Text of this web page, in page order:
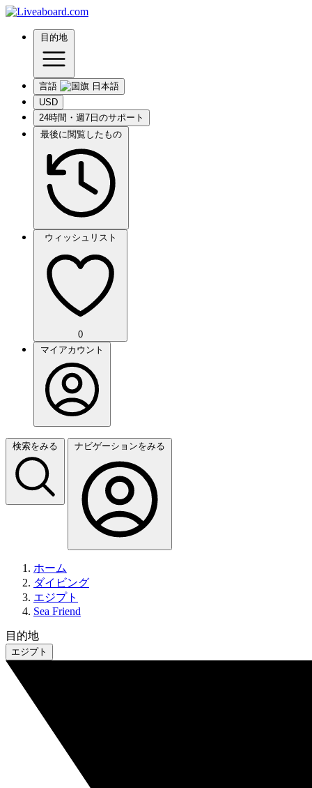
目的地
言語
USD
24時間・週7日のサポート
最後に閲覧したもの
ウィッシュリスト
0
マイアカウント
検索をみる ナビゲーションをみる
ホーム
ダイビング
エジプト
Sea Friend
目的地
エジプト